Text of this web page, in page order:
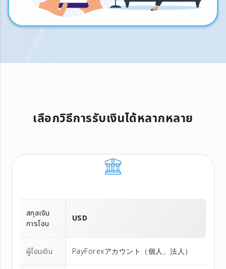
เลือกวิธีการรับเงินได้หลากหลาย
สกุลเงิน
การโอน
USD
ผู้โอนเงิน PayForexアカウント（個⼈、法⼈）